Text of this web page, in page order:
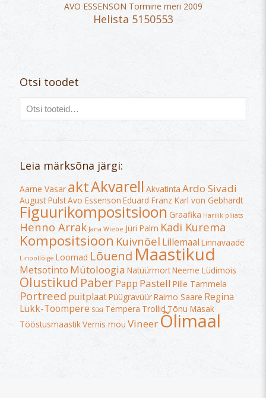
AVO ESSENSON Tormine meri 2009
Helista 5150553
Otsi toodet
Leia märksõna järgi:
Aarne Vasar aktAkvarell Akvatinta Ardo Sivadi
August PulstAvo Essenson Eduard Franz Karl von Gebhardt
Figuurikompositsioon Graafika Harilik pliiats
Henno Arrak Jana Wiebe Jüri Palm Kadi Kurema
Kompositsioon Kuivnõel Lillemaal Linnavaade
Linoollõige Loomad Lõuend Maastikud
Metsotinto Mütoloogia NatüürmortNeeme Lüdimois
Olustikud PaberPapp Pastell Pille Tammela
Portreed puitplaatPüügravüürRaimo Saare Regina
Lukk-Toompere Süsi Tempera Trollid Tõnu Mäsak
TööstusmaastikVernis mou Vineer Õlimaal